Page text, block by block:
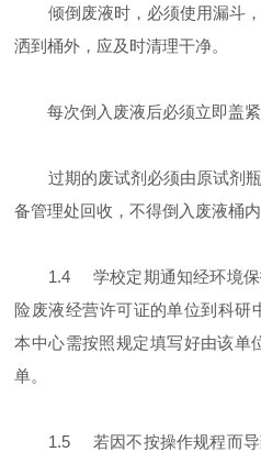
倾倒废液时，必须使用漏斗，
洒到桶外，应及时清理干净。
每次倒入废液后必须立即盖紧
过期的废试剂必须由原试剂瓶
备管理处回收，不得倒入废液桶内
1.4 学校定期通知经环境保
险废液经营许可证的单位到科研
本中心需按照规定填写好由该单
单。
1.5 若因不按操作规程而导